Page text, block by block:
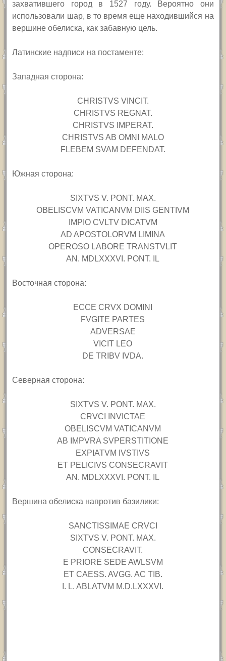
захватившего город в 1527 году. Вероятно они
использовали шар, в то время еще находившийся на
вершине обелиска, как забавную цель.
Латинские надписи на постаменте:
Западная сторона:
CHRISTVS VINCIT.
CHRISTVS REGNAT.
CHRISTVS IMPERAT.
CHRISTVS AB OMNI MALO
FLEBEM SVAM DEFENDAT.
Южная сторона:
SIXTVS V. PONT. MAX.
OBELISCVM VATICANVM DIIS GENTIVM
IMPIO CVLTV DICATVM
AD APOSTOLORVM LIMINA
OPEROSO LABORE TRANSTVLIT
AN. MDLXXXVI. PONT. IL
Восточная сторона:
ECCE CRVX DOMINI
FVGITE PARTES
ADVERSAE
VICIT LEO
DE TRIBV IVDA.
Северная сторона:
SIXTVS V. PONT. MAX.
CRVCI INVICTAE
OBELISCVM VATICANVM
AB IMPVRA SVPERSTITIONE
EXPIATVM IVSTIVS
ET PELICIVS CONSECRAVIT
AN. MDLXXXVI. PONT. IL
Вершина обелиска напротив базилики:
SANCTISSIMAE CRVCI
SIXTVS V. PONT. MAX.
CONSECRAVIT.
E PRIORE SEDE AWLSVM
ET CAESS. AVGG. AC TIB.
I. L. ABLATVM M.D.LXXXVI.